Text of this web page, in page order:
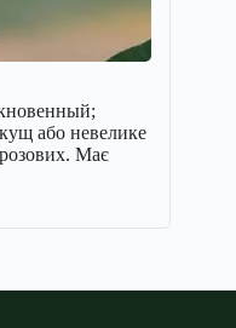
або невелике
Має